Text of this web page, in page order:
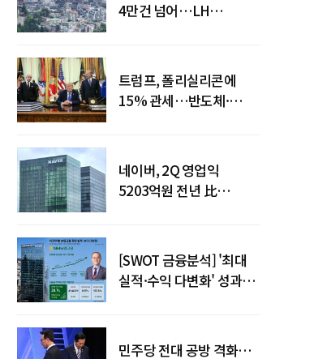
4만건 넘어…LH
트럼프, 폴리실리콘에
15% 관세…반도체·
네이버, 2Q 영업익
5203억원 전년 比
[SWOT 금융분석] '최대
실적·수익 다변화' 성과…
민주당 전대 공방 격화…